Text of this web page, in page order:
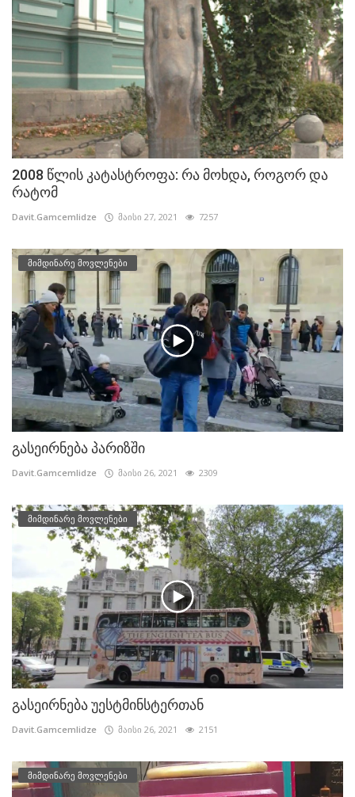
2008 წლის კატასტროფა: რა მოხდა, როგორ და
რატომ
Davit.Gamcemlidze მაისი 27, 2021 7257
მიმდინარე მოვლენები
გასეირნება პარიზში
Davit.Gamcemlidze მაისი 26, 2021 2309
მიმდინარე მოვლენები
გასეირნება უესტმინსტერთან
Davit.Gamcemlidze მაისი 26, 2021 2151
მიმდინარე მოვლენები